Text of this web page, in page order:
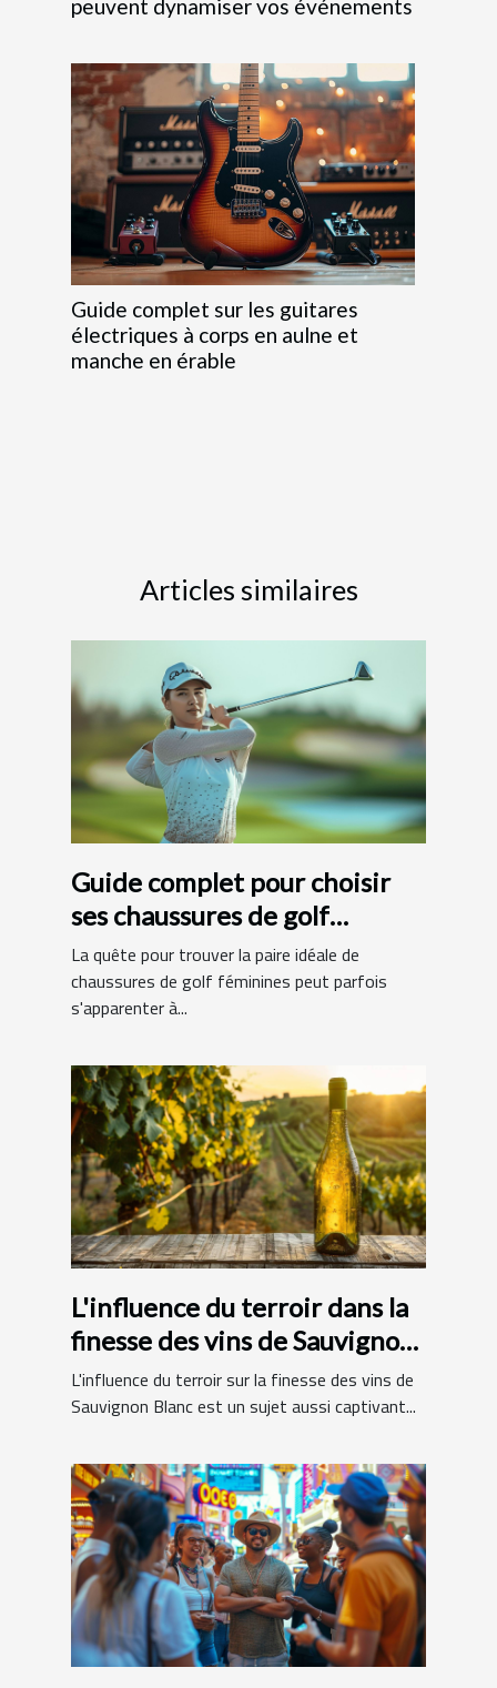
peuvent dynamiser vos événements
Guide complet sur les guitares
électriques à corps en aulne et
manche en érable
Articles similaires
Guide complet pour choisir
ses chaussures de golf
féminines
La quête pour trouver la paire idéale de
chaussures de golf féminines peut parfois
s'apparenter à...
L'influence du terroir dans la
finesse des vins de Sauvignon
Blanc
L'influence du terroir sur la finesse des vins de
Sauvignon Blanc est un sujet aussi captivant...